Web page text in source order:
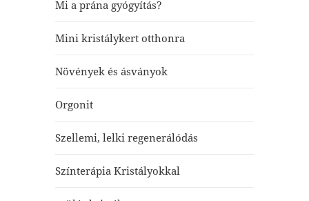
Mi a prána gyógyítás?
Mini kristálykert otthonra
Növények és ásványok
Orgonit
Szellemi, lelki regenerálódás
Színterápia Kristályokkal